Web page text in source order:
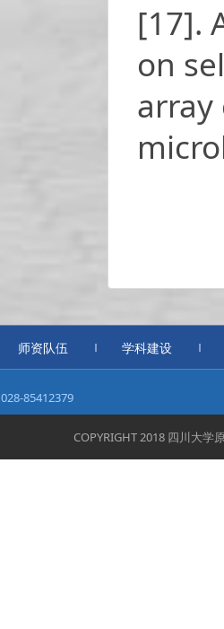
[17].
on
师资队伍 学科建设
028-85412379
COPYRIGHT 2018 四川大学